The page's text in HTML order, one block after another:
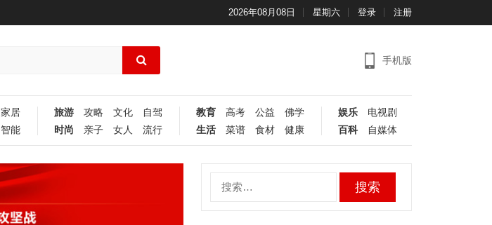
2026年08月08日 星期六 登录 注册
手机版
家居
智能
旅游 攻略 文化
自驾
时尚
亲子 女人 流行
教育 高考 公益
佛学
生活
菜谱 食材 健康
娱乐
电视剧
百科
自媒体